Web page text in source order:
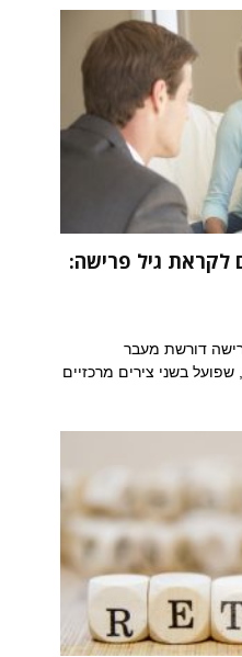
לקראת גיל פרישה:
דורשת מעבר
שפועל בשני צירים מרכזיים